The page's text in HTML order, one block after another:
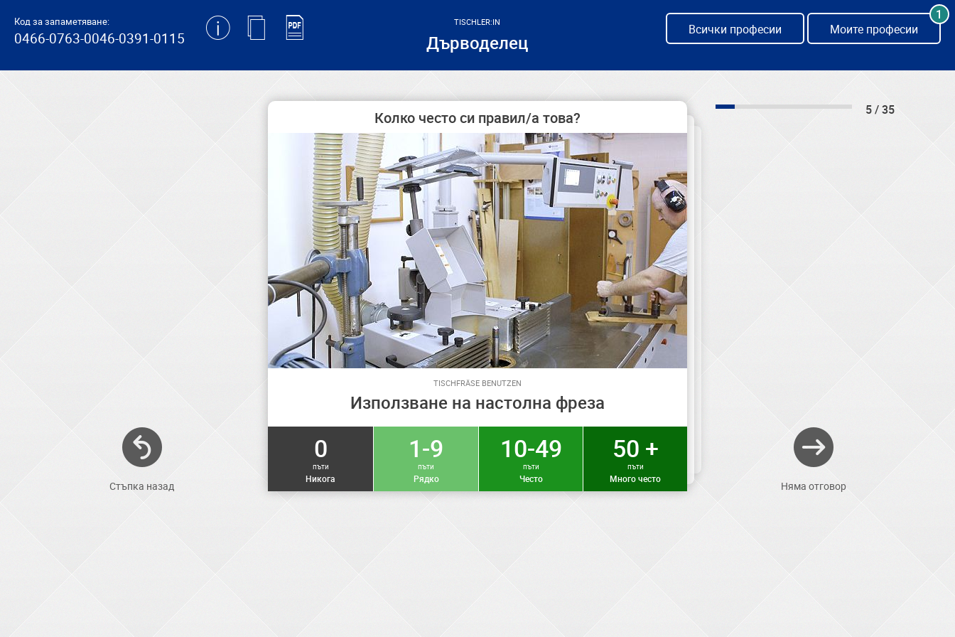
Код за запаметяване:
0466-0763-0046-0391-0115
TISCHLER:IN
Дърводелец
Всички професии Моите професии
1
Стъпка назад
Колко често си правил/а това?
TISCHFRÄSE BENUTZEN
Използване на настолна фреза
0
пъти
Никога
1-9
пъти
Рядко
10-49
пъти
Често
50 +
пъти
Много често
5 / 35
Няма отговор